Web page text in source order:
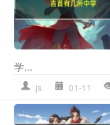
学...
js 01-11